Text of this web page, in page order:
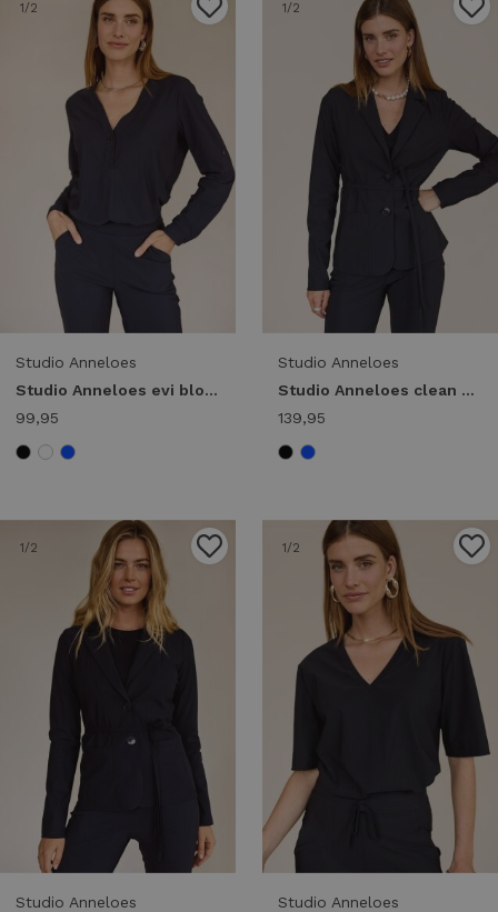
1/2
Studio Anneloes
Studio Anneloes evi blouse 94842 T-shirt Lange mouw 6900 dark blue
99,95
1/2
Studio Anneloes
Studio Anneloes clean blazer 94843 Blazers 9000 black
139,95
1/2
Studio Anneloes
1/2
Studio Anneloes